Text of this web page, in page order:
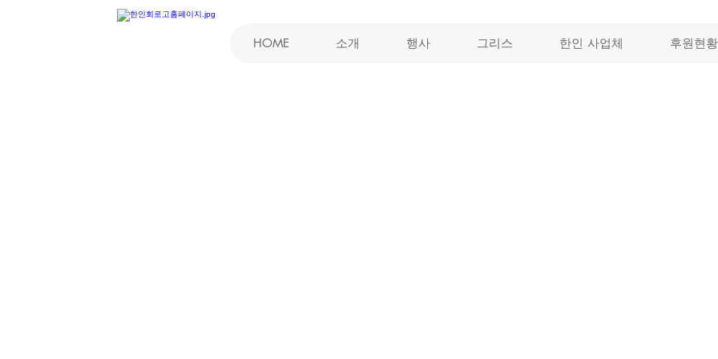
HOME 소개 행사 그리스 한인 사업체 후원현황